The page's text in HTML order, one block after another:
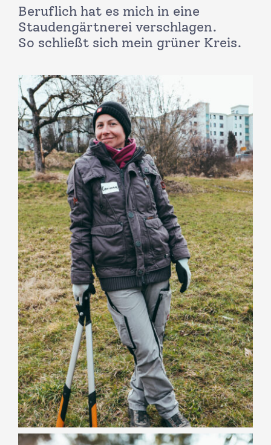
Beruflich hat es mich in eine
Staudengärtnerei verschlagen.
So schließt sich mein grüner Kreis.